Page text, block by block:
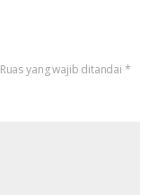
Ruas yang wajib ditandai *